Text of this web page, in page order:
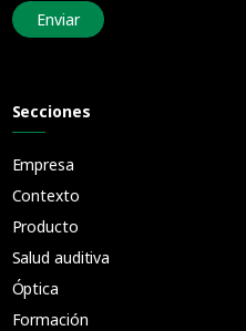
Enviar
Secciones
Empresa
Contexto
Producto
Salud auditiva
Óptica
Formación